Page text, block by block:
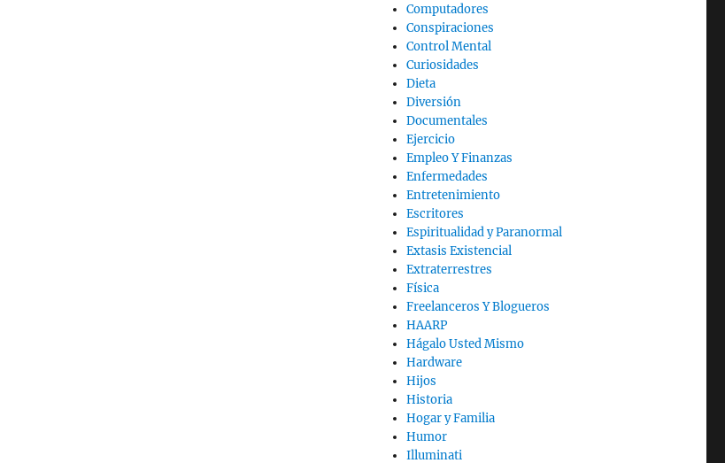
Computadores
Conspiraciones
Control Mental
Curiosidades
Dieta
Diversión
Documentales
Ejercicio
Empleo Y Finanzas
Enfermedades
Entretenimiento
Escritores
Espiritualidad y Paranormal
Extasis Existencial
Extraterrestres
Física
Freelanceros Y Blogueros
HAARP
Hágalo Usted Mismo
Hardware
Hijos
Historia
Hogar y Familia
Humor
Illuminati